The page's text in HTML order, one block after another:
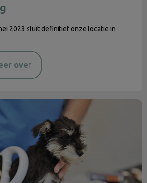
2023 sluit definitief onze locatie in
over
honden